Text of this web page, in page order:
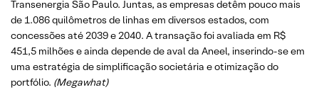
Transenergia São Paulo. Juntas, as empresas detêm pouco mais
de 1.086 quilômetros de linhas em diversos estados, com
concessões até 2039 e 2040. A transação foi avaliada em R$
451,5 milhões e ainda depende de aval da Aneel, inserindo-se em
uma estratégia de simplificação societária e otimização do
portfólio. (Megawhat)